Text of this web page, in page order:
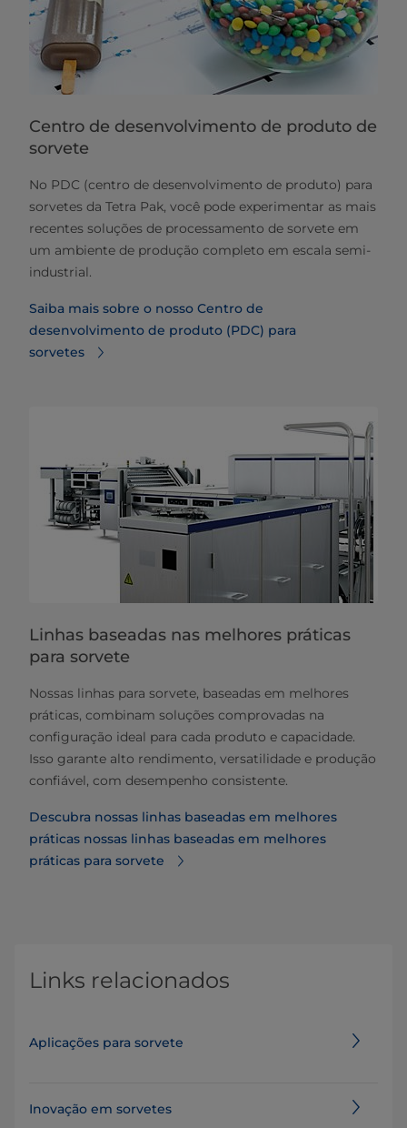
Centro de desenvolvimento de produto de
sorvete
No PDC (centro de desenvolvimento de produto) para
sorvetes da Tetra Pak, você pode experimentar as mais
recentes soluções de processamento de sorvete em
um ambiente de produção completo em escala semi-
industrial.
Saiba mais sobre o nosso Centro de
desenvolvimento de produto (PDC) para
sorvetes
Linhas baseadas nas melhores práticas
para sorvete
Nossas linhas para sorvete, baseadas em melhores
práticas, combinam soluções comprovadas na
configuração ideal para cada produto e capacidade.
Isso garante alto rendimento, versatilidade e produção
confiável, com desempenho consistente.
Descubra nossas linhas baseadas em melhores
práticas⁠ nossas linhas baseadas em melhores
práticas para sorvete
Links relacionados
Aplicações para sorvete
Inovação em sorvetes